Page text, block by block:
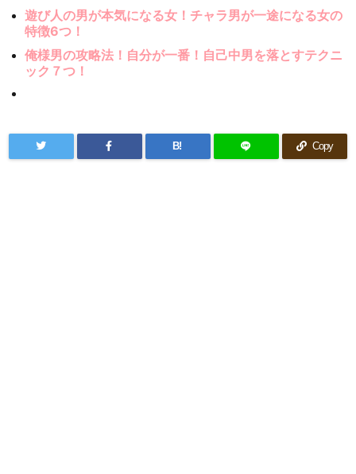
遊び人の男が本気になる女！チャラ男が一途になる女の
特徴6つ！
俺様男の攻略法！自分が一番！自己中男を落とすテクニ
ック７つ！
B! Copy